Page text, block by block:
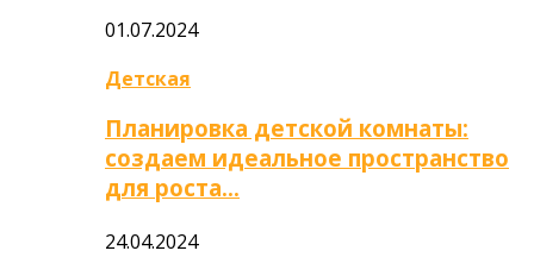
01.07.2024
Детская
Планировка детской комнаты:
создаем идеальное пространство
для роста…
24.04.2024